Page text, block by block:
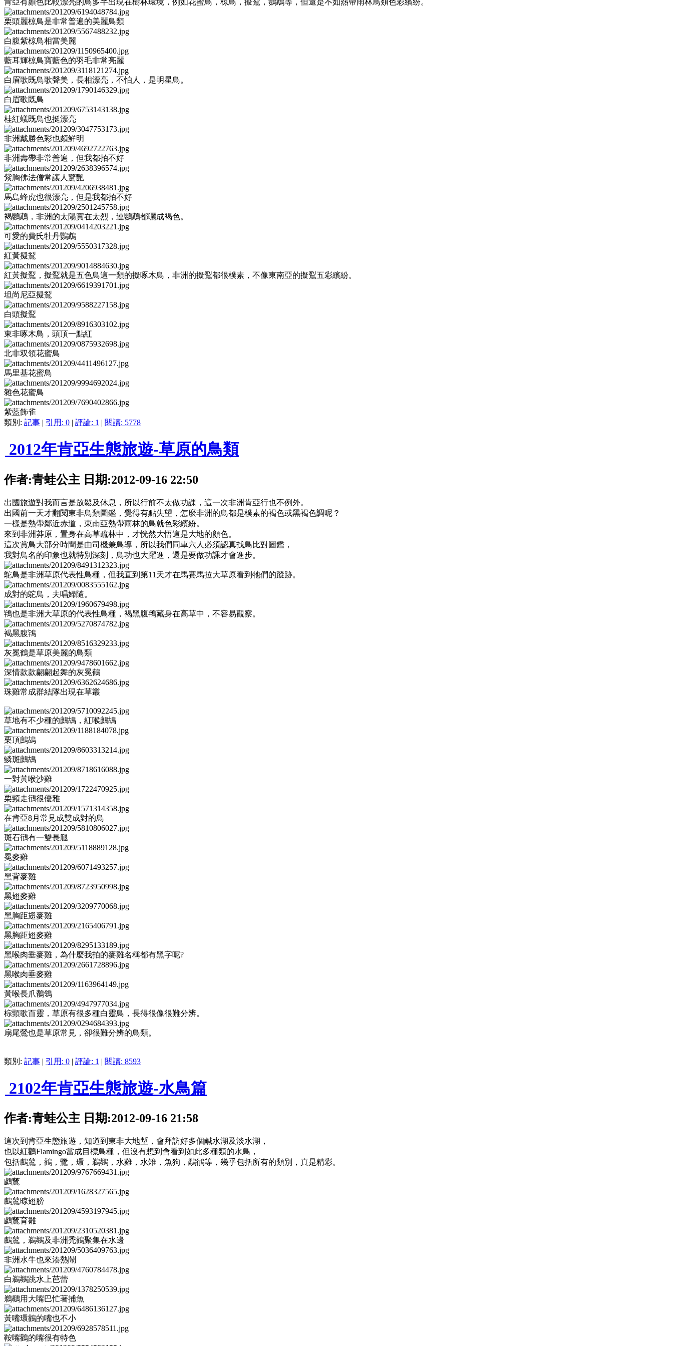
栗頭麗椋鳥是非常普遍的美麗鳥類
白腹紫椋鳥相當美麗
藍耳輝椋鳥寶藍色的羽毛非常亮麗
白眉歌既鳥歌聲美，長相漂亮，不怕人，是明星鳥。
白眉歌既鳥
桂紅蟻既鳥也挺漂亮
非洲戴勝色彩也頗鮮明
非洲壽帶非常普遍，但我都拍不好
紫胸佛法僧常讓人驚艷
馬島蜂虎也很漂亮，但是我都拍不好
褐鸚鵡，非洲的太陽實在太烈，連鸚鵡都曬成褐色。
可愛的費氏牡丹鸚鵡
紅黃擬鴷
紅黃擬鴷，擬鴷就是五色鳥這一類的擬啄木鳥，非洲的擬鴷都很樸素，不像東南亞的擬鴷五彩繽紛。
坦尚尼亞擬鴷
白頭擬鴷
東非啄木鳥，頭頂一點紅
北非双領花蜜鳥
馬里基花蜜鳥
雜色花蜜鳥
紫藍飾雀
類別: 記事 | 引用: 0 | 評論: 1 | 閱讀: 5778
2012年肯亞生態旅遊-草原的鳥類
作者:青蛙公主 日期:2012-09-16 22:50
出國旅遊對我而言是放鬆及休息，所以行前不太做功課，這一次非洲肯亞行也不例外。
出國前一天才翻閱東非鳥類圖鑑，覺得有點失望，怎麼非洲的鳥都是樸素的褐色或黑褐色調呢？
一樣是熱帶鄰近赤道，東南亞熱帶雨林的鳥就色彩繽紛。
來到非洲莽原，置身在高草疏林中，才恍然大悟這是大地的顏色。
這次賞鳥大部分時間是由司機兼鳥導，所以我們同車六人必須認真找鳥比對圖鑑，
我對鳥名的印象也就特別深刻，鳥功也大躍進，還是要做功課才會進步。
鴕鳥是非洲草原代表性鳥種，但我直到第11天才在馬賽馬拉大草原看到牠們的蹤跡。
成對的鴕鳥，夫唱婦隨。
鴇也是非洲大草原的代表性鳥種，褐黑腹鴇藏身在高草中，不容易觀察。
褐黑腹鴇
灰冕鶴是草原美麗的鳥類
深情款款翩翩起舞的灰冕鶴
珠雞常成群結隊出現在草叢
草地有不少種的鷓鴣，紅喉鷓鴣
栗頂鷓鴣
鱗斑鷓鴣
一對黃喉沙雞
栗頸走鴴很優雅
在肯亞8月常見成雙成對的鳥
斑石鴴有一雙長腿
冕麥雞
黑背麥雞
黑翅麥雞
黑胸距翅麥雞
黑胸距翅麥雞
黑喉肉垂麥雞，為什麼我拍的麥雞名稱都有黑字呢?
黑喉肉垂麥雞
黃喉長爪鶺鴒
棕頸歌百靈，草原有很多種白靈鳥，長得很像很難分辨。
扇尾鶯也是草原常見，卻很難分辨的鳥類。
類別: 記事 | 引用: 0 | 評論: 1 | 閱讀: 8593
2102年肯亞生態旅遊-水鳥篇
作者:青蛙公主 日期:2012-09-16 21:58
這次到肯亞生態旅遊，知道到東非大地塹，會拜訪好多個鹹水湖及淡水湖，
也以紅鸛Flamingo當成目標鳥種，但沒有想到會看到如此多種類的水鳥，
包括鸕鶿，鸛，鷺，環，鵜鶘，水雞，水雉，魚狗，鷸鴴等，幾乎包括所有的類別，真是精彩。
鸕鶿
鸕鶿晾翅膀
鸕鶿育雛
鸕鶿，鵜鶘及非洲禿鸛聚集在水邊
非洲水牛也來湊熱鬧
白鵜鶘跳水上芭蕾
鵜鶘用大嘴巴忙著捕魚
黃嘴環鸛的嘴也不小
鞍嘴鸛的嘴很有特色